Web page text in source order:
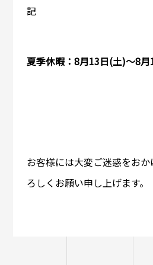
記
夏季休暇：8月13日(土)～8
お客様には大変ご迷惑をお
ろしくお願い申し上げます。